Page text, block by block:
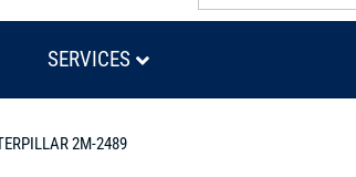
SERVICES
2M-2489